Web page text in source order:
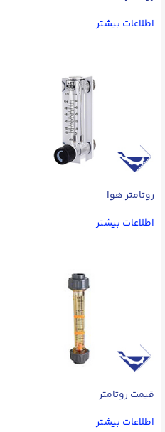
اطلاعات بیشتر
روتامتر هوا
اطلاعات بیشتر
قیمت روتامتر
اطلاعات بیشتر